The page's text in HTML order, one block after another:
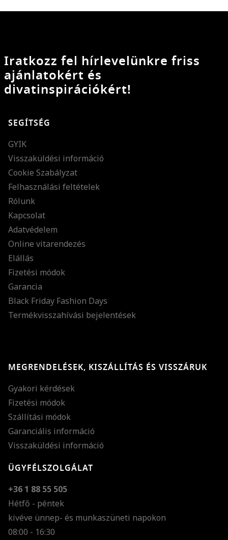
Iratkozz fel hírlevelünkre friss
ajánlatokért és
divatinspirációkért!
SEGÍTSÉG
GYIK
Visszaküldési információ
Cookie Szabályzat
Felhasználási feltételek
Rólunk
Kapcsolat
Adatvédelem
Online vitarendezés
Elállás
Fizetési módok
Garancia
Black Friday Fashion Days
Termékvisszahívási bejelentések
MEGRENDELÉSEK, KISZÁLLÍTÁS ÉS VISSZÁRUK
Gyakori kérdések
Fizetési módok
Szállítási módok
Garanciális információ
Visszaküldési információ
ÜGYFÉLSZOLGÁLAT
+36 1 88 55 505
Hétfő - péntek
kivéve ünnep- és munkaszüneti napokon
08:00 - 16:30